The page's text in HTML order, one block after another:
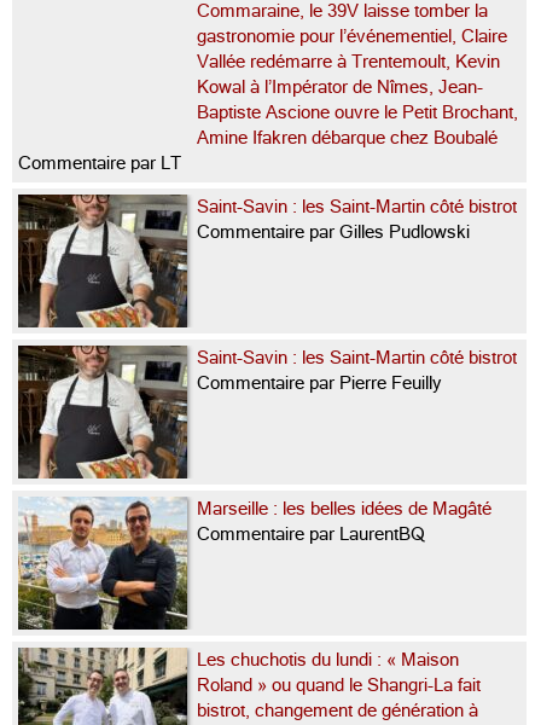
Commaraine, le 39V laisse tomber la
gastronomie pour l’événementiel, Claire
Vallée redémarre à Trentemoult, Kevin
Kowal à l’Impérator de Nîmes, Jean-
Baptiste Ascione ouvre le Petit Brochant,
Amine Ifakren débarque chez Boubalé
Commentaire par LT
Saint-Savin : les Saint-Martin côté bistrot
Commentaire par Gilles Pudlowski
Saint-Savin : les Saint-Martin côté bistrot
Commentaire par Pierre Feuilly
Marseille : les belles idées de Magâté
Commentaire par LaurentBQ
Les chuchotis du lundi : « Maison
Roland » ou quand le Shangri-La fait
bistrot, changement de génération à